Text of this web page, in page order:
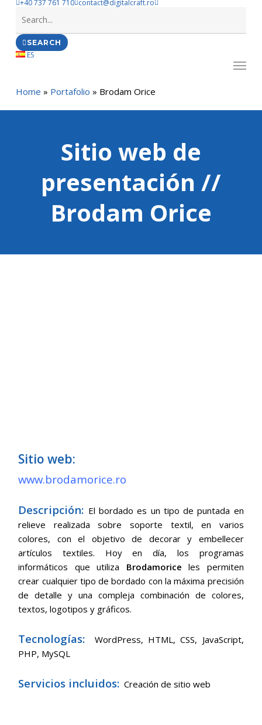
main
content
+40 737 761 710 contact@digitalcraft.ro
SEARCH
ES Menu
Home » Portafolio » Brodam Orice
Sitio web de
presentación //
Brodam Orice
Sitio web:
www.brodamorice.ro
Descripción: El bordado es un tipo de puntada en
relieve realizada sobre soporte textil, en varios
colores, con el objetivo de decorar y embellecer
artículos textiles. Hoy en día, los programas
informáticos que utiliza Brodamorice les permiten
crear cualquier tipo de bordado con la máxima precisión
de detalle y una compleja combinación de colores,
textos, logotipos y gráficos.
Tecnologías: WordPress, HTML, CSS, JavaScript,
PHP, MySQL
Servicios incluidos: Creación de sitio web